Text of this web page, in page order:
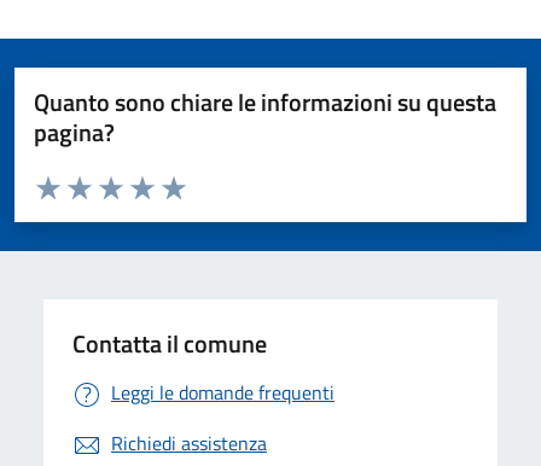
Quanto sono chiare le informazioni su questa
pagina?
Valuta da 1 a 5 stelle la pagina
Valuta 5 stelle su 5
Valuta 4 stelle su 5
Valuta 3 stelle su 5
Valuta 2 stelle su 5
Valuta 1 stelle su 5
Contatta il comune
Leggi le domande frequenti
Richiedi assistenza